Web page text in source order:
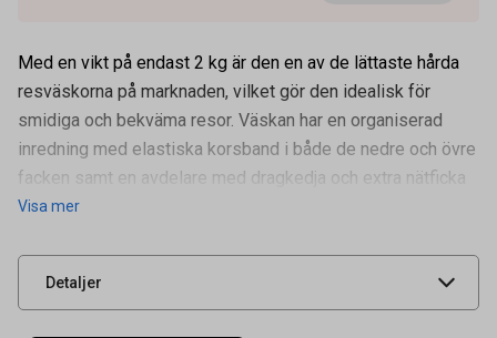
Med en vikt på endast 2 kg är den en av de lättaste hårda
resväskorna på marknaden, vilket gör den idealisk för
smidiga och bekväma resor. Väskan har en organiserad
inredning med elastiska korsband i både de nedre och övre
facken samt en avdelare med dragkedja och extra nätficka
Visa mer
Detaljer
Artikelnummer 37050247
Leverantörens
UNSPSC 53120000